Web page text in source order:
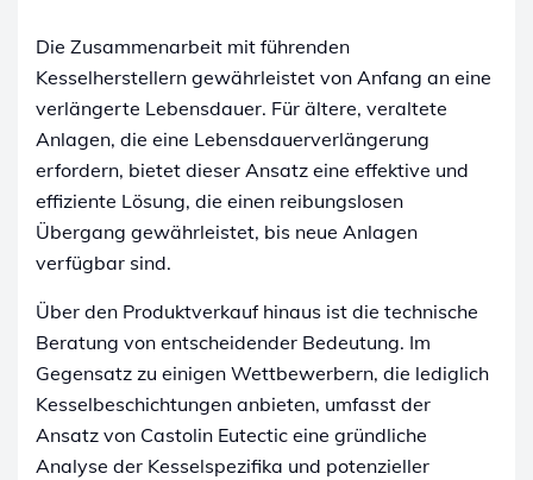
Die Zusammenarbeit mit führenden
Kesselherstellern gewährleistet von Anfang an eine
verlängerte Lebensdauer. Für ältere, veraltete
Anlagen, die eine Lebensdauerverlängerung
erfordern, bietet dieser Ansatz eine effektive und
effiziente Lösung, die einen reibungslosen
Übergang gewährleistet, bis neue Anlagen
verfügbar sind.
Über den Produktverkauf hinaus ist die technische
Beratung von entscheidender Bedeutung. Im
Gegensatz zu einigen Wettbewerbern, die lediglich
Kesselbeschichtungen anbieten, umfasst der
Ansatz von Castolin Eutectic eine gründliche
Analyse der Kesselspezifika und potenzieller